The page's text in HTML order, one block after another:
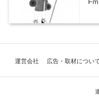
運営会社 広告・取材につい